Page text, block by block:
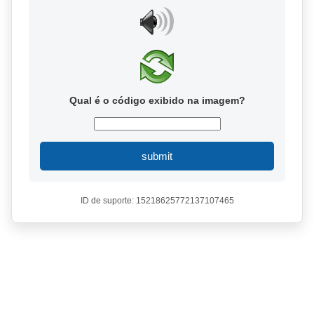
Qual é o código exibido na imagem?
submit
ID de suporte: 15218625772137107465